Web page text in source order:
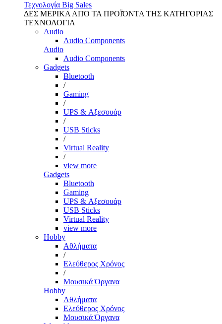
Τεχνολογία Big Sales
ΔΕΣ ΜΕΡΙΚΑ ΑΠΌ ΤΑ ΠΡΟΪΌΝΤΑ ΤΗΣ ΚΑΤΗΓΟΡΙΑΣ
ΤΕΧΝΟΛΟΓΙΑ
Audio
Audio Components
Audio
Audio Components
Gadgets
Bluetooth
/
Gaming
/
UPS & Αξεσουάρ
/
USB Sticks
/
Virtual Reality
/
view more
Gadgets
Bluetooth
Gaming
UPS & Αξεσουάρ
USB Sticks
Virtual Reality
view more
Hobby
Αθλήματα
/
Ελεύθερος Χρόνος
/
Μουσικά Όργανα
Hobby
Αθλήματα
Ελεύθερος Χρόνος
Μουσικά Όργανα